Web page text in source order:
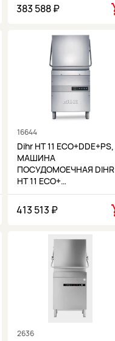
383 588 ₽
16644
Dihr HT 11 ECO+DDE+PS,
МАШИНА
ПОСУДОМОЕЧНАЯ DIHR
HT 11 ECO+…
413 513 ₽
2636